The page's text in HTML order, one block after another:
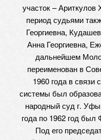
участок – Ариткулов
период судьями
Георгиевна,
Анна Георгиевна,
дальнейшем
переименован в
1960 года в связи
системы был
народный суд г.
года по 1962 год был
Под его